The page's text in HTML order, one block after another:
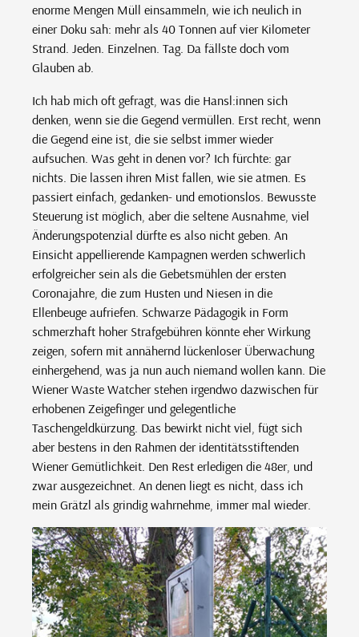
enorme Mengen Müll einsammeln, wie ich neulich in
einer Doku sah: mehr als 40 Tonnen auf vier Kilometer
Strand. Jeden. Einzelnen. Tag. Da fällste doch vom
Glauben ab.
Ich hab mich oft gefragt, was die Hansl:innen sich
denken, wenn sie die Gegend vermüllen. Erst recht, wenn
die Gegend eine ist, die sie selbst immer wieder
aufsuchen. Was geht in denen vor? Ich fürchte: gar
nichts. Die lassen ihren Mist fallen, wie sie atmen. Es
passiert einfach, gedanken- und emotionslos. Bewusste
Steuerung ist möglich, aber die seltene Ausnahme, viel
Änderungspotenzial dürfte es also nicht geben. An
Einsicht appellierende Kampagnen werden schwerlich
erfolgreicher sein als die Gebetsmühlen der ersten
Coronajahre, die zum Husten und Niesen in die
Ellenbeuge aufriefen. Schwarze Pädagogik in Form
schmerzhaft hoher Strafgebühren könnte eher Wirkung
zeigen, sofern mit annähernd lückenloser Überwachung
einhergehend, was ja nun auch niemand wollen kann. Die
Wiener Waste Watcher stehen irgendwo dazwischen für
erhobenen Zeigefinger und gelegentliche
Taschengeldkürzung. Das bewirkt nicht viel, fügt sich
aber bestens in den Rahmen der identitätsstiftenden
Wiener Gemütlichkeit. Den Rest erledigen die 48er, und
zwar ausgezeichnet. An denen liegt es nicht, dass ich
mein Grätzl als grindig wahrnehme, immer mal wieder.